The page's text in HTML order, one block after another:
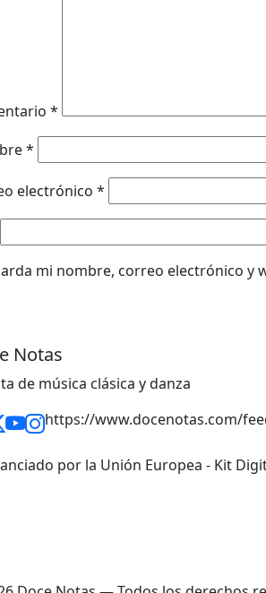
*
*
electrónico *
mi nombre, correo electrónico y
Notas
de música clásica y danza
https://www.docenotas.com/